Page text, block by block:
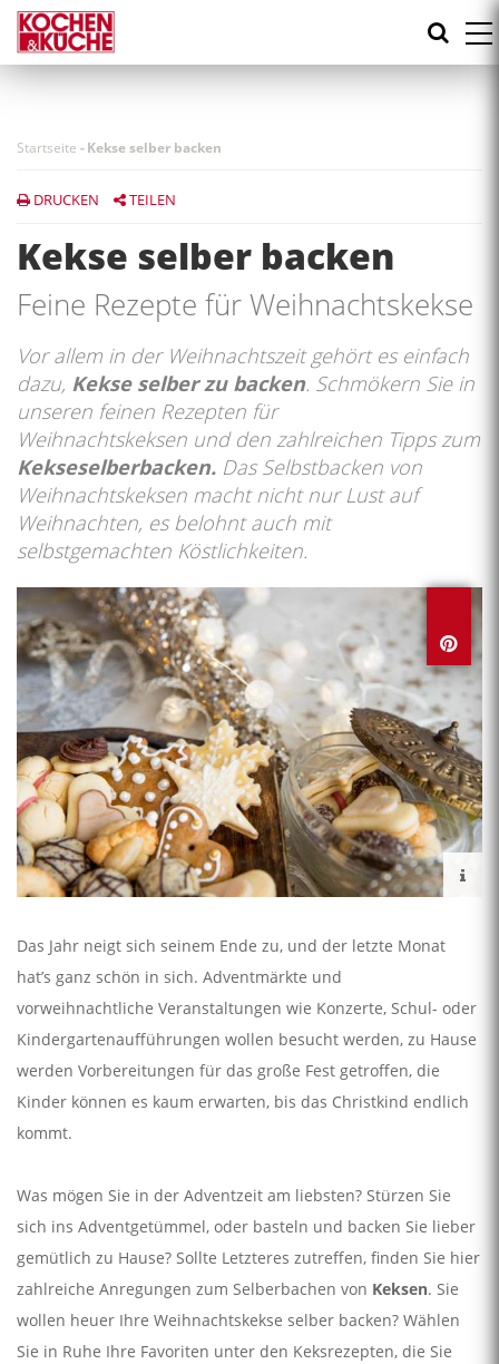
Direkt
zum
Inhalt
Startseite -Kekse selber backen
DRUCKEN TEILEN
Kekse selber backen
Feine Rezepte für Weihnachtskekse
Vor allem in der Weihnachtszeit gehört es einfach
dazu, Kekse selber zu backen. Schmökern Sie in
unseren feinen Rezepten für
Weihnachtskeksen und den zahlreichen Tipps zum
Kekseselberbacken. Das Selbstbacken von
Weihnachtskeksen macht nicht nur Lust auf
Weihnachten, es belohnt auch mit
selbstgemachten Köstlichkeiten.
Das Jahr neigt sich seinem Ende zu, und der letzte Monat
hat’s ganz schön in sich. Adventmärkte und
vorweihnachtliche Veranstaltungen wie Konzerte, Schul- oder
Kindergartenaufführungen wollen besucht werden, zu Hause
werden Vorbereitungen für das große Fest getroffen, die
Kinder können es kaum erwarten, bis das Christkind endlich
kommt.
Was mögen Sie in der Adventzeit am liebsten? Stürzen Sie
sich ins Adventgetümmel, oder basteln und backen Sie lieber
gemütlich zu Hause? Sollte Letzteres zutreffen, finden Sie hier
zahlreiche Anregungen zum Selberbachen von Keksen. Sie
wollen heuer Ihre Weihnachtskekse selber backen? Wählen
Sie in Ruhe Ihre Favoriten unter den Keksrezepten, die Sie